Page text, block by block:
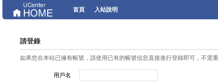
首頁 入站說明
請登錄
如果您在本站已擁有帳號，請使用已有的帳號信息直接進行登錄即可，不需
用戶名